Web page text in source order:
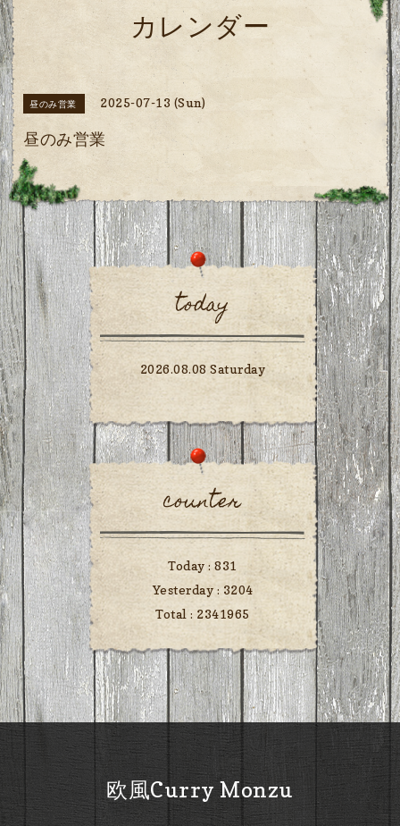
カレンダー
昼のみ営業 2025-07-13 (Sun)
昼のみ営業
today
2026.08.08 Saturday
counter
Today :831
Yesterday : 3204
Total : 2341965
欧風Curry Monzu